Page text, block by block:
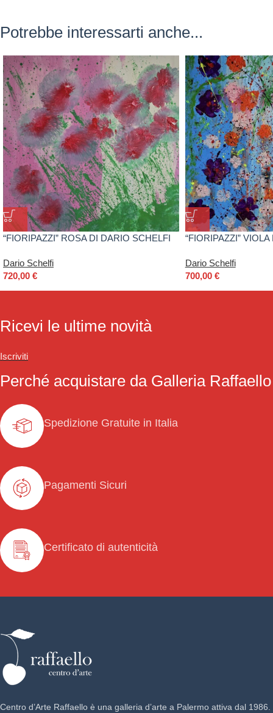
Potrebbe interessarti anche...
“FIORIPAZZI” ROSA DI DARIO SCHELFI
Dario Schelfi
720,00 €
“FIORIPAZZI”
Dario Schelfi
700,00 €
Ricevi le ultime novità
Iscriviti
Perché acquistare da Galleria Raffaello
Spedizione Gratuite in Italia
Pagamenti Sicuri
Certificato di autenticità
Centro d’Arte Raffaello è una galleria d’arte a Palermo attiva dal 1986.